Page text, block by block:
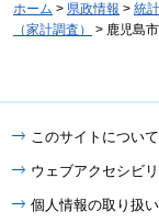
ホーム > 県政情報 > 統
（家計調査）
> 鹿児島
このサイトについて
ウェブアクセシビ
個人情報の取り扱い